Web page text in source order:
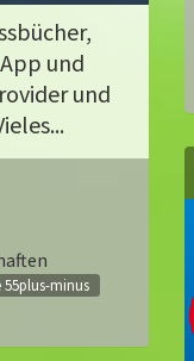
und
und
55plus-minus